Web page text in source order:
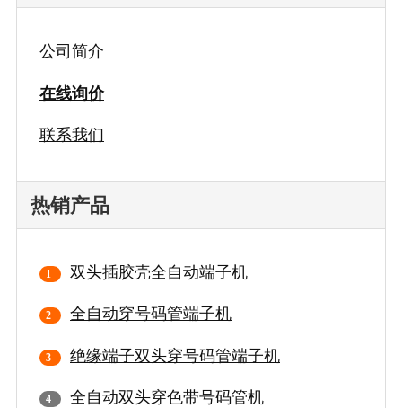
公司简介
在线询价
联系我们
热销产品
双头插胶壳全自动端子机
全自动穿号码管端子机
绝缘端子双头穿号码管端子机
全自动双头穿色带号码管机